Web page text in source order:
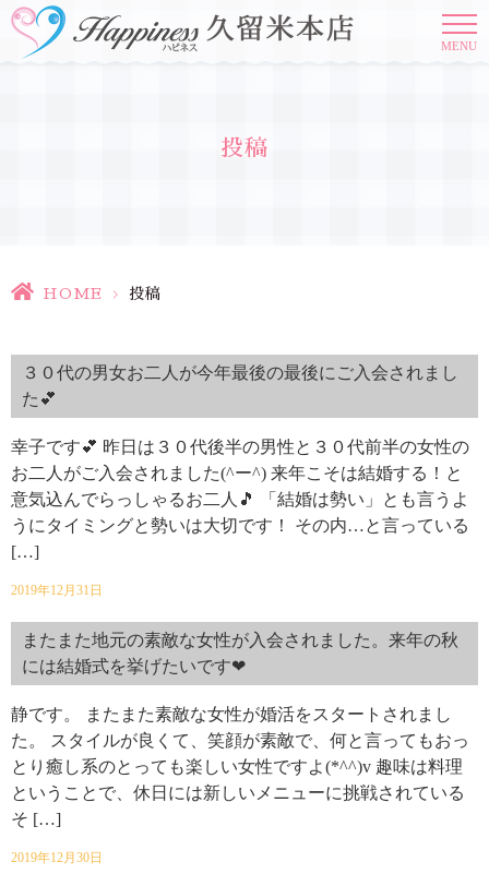
MENU
投稿
HOME > 投稿
３０代の男女お二人が今年最後の最後にご入会されまし
た💕
幸子です💕 昨日は３０代後半の男性と３０代前半の女性の
お二人がご入会されました(^ー^) 来年こそは結婚する！と
意気込んでらっしゃるお二人🎵 「結婚は勢い」とも言うよ
うにタイミングと勢いは大切です！ その内…と言っている
[…]
2019年12月31日
またまた地元の素敵な女性が入会されました。来年の秋
には結婚式を挙げたいです❤
静です。 またまた素敵な女性が婚活をスタートされまし
た。 スタイルが良くて、笑顔が素敵で、何と言ってもおっ
とり癒し系のとっても楽しい女性ですよ(*^^)v 趣味は料理
ということで、休日には新しいメニューに挑戦されている
そ […]
2019年12月30日